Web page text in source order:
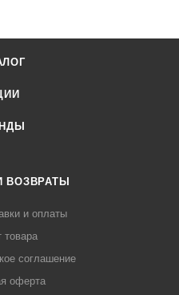
ВОЗВРАТЫ
и оплаты
товара
соглашение
оферта